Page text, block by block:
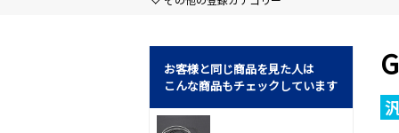
お客様と同じ商品を見た人は
こんな商品もチェックしています